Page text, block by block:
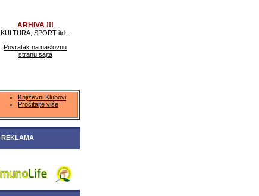
ARHIVA !!!
KULTURA, SPORT itd...
Povratak na naslovnu
stranu sajta
Književni Klubovi
Pročitajte više
REKLAMA